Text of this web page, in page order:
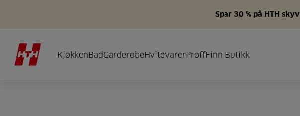
Spar 30 % på HTH
KjøkkenBadGarderobeHvitevarerProffFinn Butikk